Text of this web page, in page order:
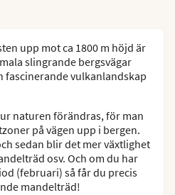
upp mot ca 1800 m höjd är
slingrande bergsvägar
fascinerande vulkanlandskap
naturen förändras, för man
på vägen upp i bergen.
sedan blir det mer växtlighet
osv. Och om du har
(februari) så får du precis
mandelträd!